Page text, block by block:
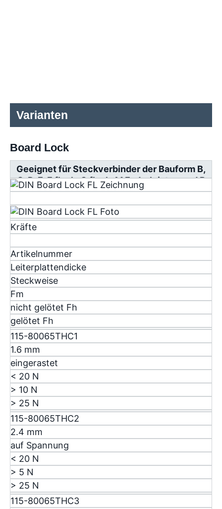
Varianten
Board Lock
Geeignet für Steckverbinder der Bauform B,
C, D, E, F flach, G flach, M Federleisten und R
Messerleisten
Kräfte
Artikelnummer
Leiterplattendicke
Steckweise
Fm
nicht gelötet Fh
gelötet Fh
115-80065THC1
1.6 mm
eingerastet
< 20 N
> 10 N
> 25 N
115-80065THC2
2.4 mm
auf Spannung
< 20 N
> 5 N
> 25 N
115-80065THC3